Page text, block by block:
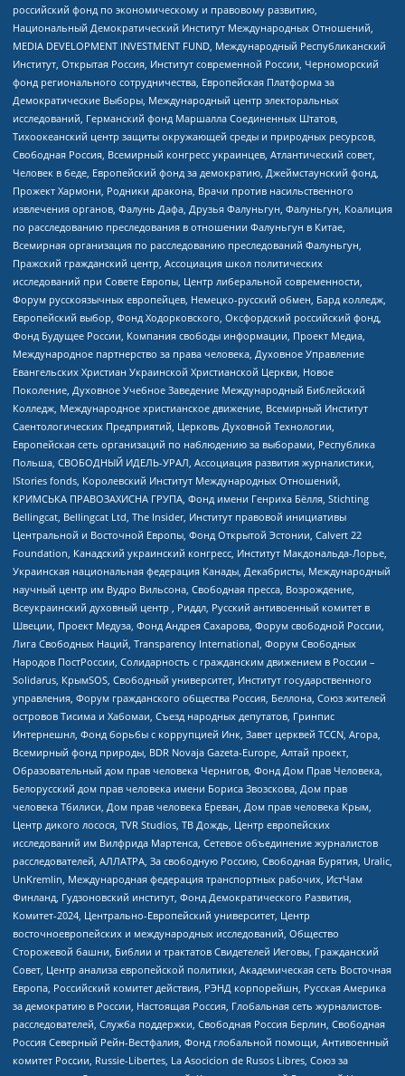
российский фонд по экономическому и правовому развитию,
Национальный Демократический Институт Международных Отношений,
MEDIA DEVELOPMENT INVESTMENT FUND, Международный Республиканский
Институт, Открытая Россия, Институт современной России, Черноморский
фонд регионального сотрудничества, Европейская Платформа за
Демократические Выборы, Международный центр электоральных
исследований, Германский фонд Маршалла Соединенных Штатов,
Тихоокеанский центр защиты окружающей среды и природных ресурсов,
Свободная Россия, Всемирный конгресс украинцев, Атлантический совет,
Человек в беде, Европейский фонд за демократию, Джеймстаунский фонд,
Прожект Хармони, Родники дракона, Врачи против насильственного
извлечения органов, Фалунь Дафа, Друзья Фалуньгун, Фалуньгун, Коалиция
по расследованию преследования в отношении Фалуньгун в Китае,
Всемирная организация по расследованию преследований Фалуньгун,
Пражский гражданский центр, Ассоциация школ политических
исследований при Совете Европы, Центр либеральной современности,
Форум русскоязычных европейцев, Немецко-русский обмен, Бард колледж,
Европейский выбор, Фонд Ходорковского, Оксфордский российский фонд,
Фонд Будущее России, Компания свободы информации, Проект Медиа,
Международное партнерство за права человека, Духовное Управление
Евангельских Христиан Украинской Христианской Церкви, Новое
Поколение, Духовное Учебное Заведение Международный Библейский
Колледж, Международное христианское движение, Всемирный Институт
Саентологических Предприятий, Церковь Духовной Технологии,
Европейская сеть организаций по наблюдению за выборами, Республика
Польша, СВОБОДНЫЙ ИДЕЛЬ-УРАЛ, Ассоциация развития журналистики,
IStories fonds, Королевский Институт Международных Отношений,
КРИМСЬКА ПРАВОЗАХИСНА ГРУПА, Фонд имени Генриха Бёлля, Stichting
Bellingcat, Bellingcat Ltd, The Insider, Институт правовой инициативы
Центральной и Восточной Европы, Фонд Открытой Эстонии, Calvert 22
Foundation, Канадский украинский конгресс, Институт Макдональда-Лорье,
Украинская национальная федерация Канады, Декабристы, Международный
научный центр им Вудро Вильсона, Свободная пресса, Возрождение,
Всеукраинский духовный центр , Риддл, Русский антивоенный комитет в
Швеции, Проект Медуза, Фонд Андрея Сахарова, Форум свободной России,
Лига Свободных Наций, Transparеncy International, Форум Свободных
Народов ПостРоссии, Солидарность с гражданским движением в России –
Solidarus, КрымSOS, Свободный университет, Институт государственного
управления, Форум гражданского общества Россия, Беллона, Союз жителей
островов Тисима и Хабомаи, Съезд народных депутатов, Гринпис
Интернешнл, Фонд борьбы с коррупцией Инк, Завет церквей TCCN, Агора,
Всемирный фонд природы, BDR Novaja Gazeta-Europe, Алтай проект,
Образовательный дом прав человека Чернигов, Фонд Дом Прав Человека,
Белорусский дом прав человека имени Бориса Звозскова, Дом прав
человека Тбилиси, Дом прав человека Ереван, Дом прав человека Крым,
Центр дикого лосося, TVR Studios, ТВ Дождь, Центр европейских
исследований им Вилфрида Мартенса, Сетевое объединение журналистов
расследователей, АЛЛАТРА, За свободную Россию, Свободная Бурятия, Uralic,
UnKremlin, Международная федерация транспортных рабочих, ИстЧам
Финланд, Гудзоновский институт, Фонд Демократического Развития,
Комитет-2024, Центрально-Европейский университет, Центр
восточноевропейских и международных исследований, Общество
Сторожевой башни, Библии и трактатов Свидетелей Иеговы, Гражданский
Совет, Центр анализа европейской политики, Академическая сеть Восточная
Европа, Российский комитет действия, РЭНД корпорейшн, Русская Америка
за демократию в России, Настоящая Россия, Глобальная сеть журналистов-
расследователей, Служба поддержки, Свободная Россия Берлин, Свободная
Россия Северный Рейн-Вестфалия, Фонд глобальной помощи, Антивоенный
комитет России, Russie-Libertes, La Asocicion de Rusos Libres, Союз за